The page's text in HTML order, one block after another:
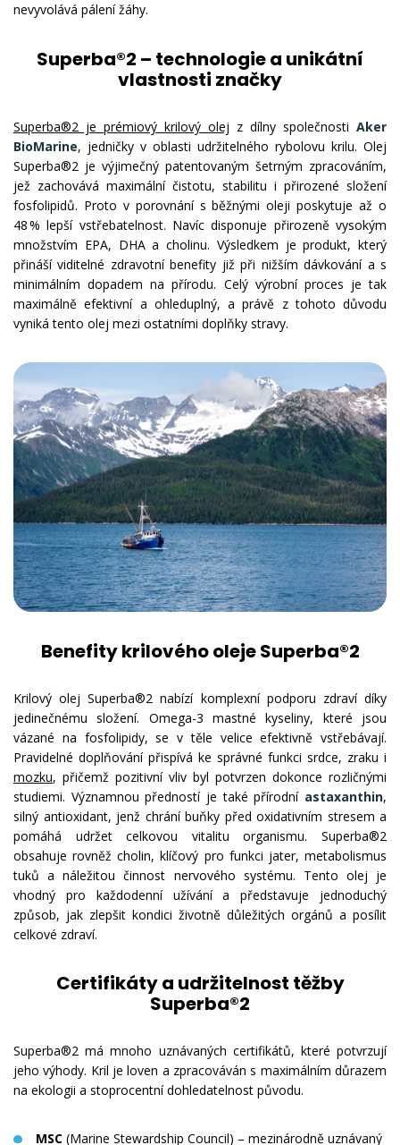
nevyvolává pálení žáhy.
Superba®2 – technologie a unikátní
vlastnosti značky
Superba®2 je prémiový krilový olej z dílny společnosti Aker
BioMarine, jedničky v oblasti udržitelného rybolovu krilu. Olej
Superba®2 je výjimečný patentovaným šetrným zpracováním,
jež zachovává maximální čistotu, stabilitu i přirozené složení
fosfolipidů. Proto v porovnání s běžnými oleji poskytuje až o
48 % lepší vstřebatelnost. Navíc disponuje přirozeně vysokým
množstvím EPA, DHA a cholinu. Výsledkem je produkt, který
přináší viditelné zdravotní benefity již při nižším dávkování a s
minimálním dopadem na přírodu. Celý výrobní proces je tak
maximálně efektivní a ohleduplný, a právě z tohoto důvodu
vyniká tento olej mezi ostatními doplňky stravy.
Benefity krilového oleje Superba®2
Krilový olej Superba®2 nabízí komplexní podporu zdraví díky
jedinečnému složení. Omega-3 mastné kyseliny, které jsou
vázané na fosfolipidy, se v těle velice efektivně vstřebávají.
Pravidelné doplňování přispívá ke správné funkci srdce, zraku i
mozku, přičemž pozitivní vliv byl potvrzen dokonce rozličnými
studiemi. Významnou předností je také přírodní astaxanthin,
silný antioxidant, jenž chrání buňky před oxidativním stresem a
pomáhá udržet celkovou vitalitu organismu. Superba®2
obsahuje rovněž cholin, klíčový pro funkci jater, metabolismus
tuků a náležitou činnost nervového systému. Tento olej je
vhodný pro každodenní užívání a představuje jednoduchý
způsob, jak zlepšit kondici životně důležitých orgánů a posílit
celkové zdraví.
Certifikáty a udržitelnost těžby
Superba®2
Superba®2 má mnoho uznávaných certifikátů, které potvrzují
jeho výhody. Kril je loven a zpracováván s maximálním důrazem
na ekologii a stoprocentní dohledatelnost původu.
MSC (Marine Stewardship Council) – mezinárodně uznávaný